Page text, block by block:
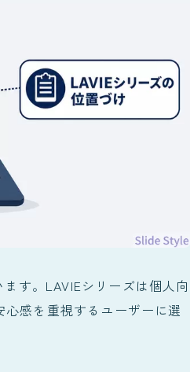
す。LAVIEシリーズは個人向
感を重視するユーザーに選